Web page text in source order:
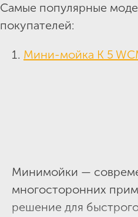
Минимойки —
многосторонних
решение для
Самые популярные
покупателей:
Мини-мойка K 5